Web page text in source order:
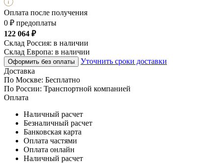
Оплата после получения
0 ₽ предоплаты
122 064 ₽
Склад Россия: в наличии
Склад Европа: в наличии
Оформить без оплаты
Уточнить сроки доставки
Доставка
По Москве: Бесплатно
По России: Транспортной компанией
Оплата
Наличный расчет
Безналичный расчет
Банковская карта
Оплата частями
Оплата онлайн
Наличный расчет